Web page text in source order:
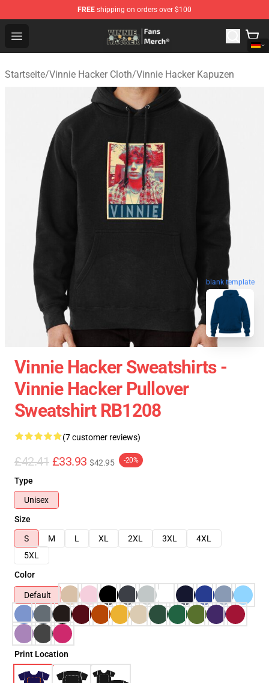
FREE shipping on orders over $100
Open menu
Vinnie Hacker Store - Official Vinnie Hacker Merchandise
Startseite/Vinnie Hacker Cloth/Vinnie Hacker Kapuzen
blank template
Vinnie Hacker Sweatshirts -
Vinnie Hacker Pullover
Sweatshirt RB1208
(7 customer reviews)
£42.41 £33.93 $42.95 -20%
Type
Unisex
Size
S
M L XL 2XL 3XL
4XL
5XL
Color
Default
Print Location